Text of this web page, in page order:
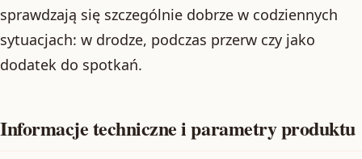
sprawdzają się szczególnie dobrze w codziennych
sytuacjach: w drodze, podczas przerw czy jako
dodatek do spotkań.
Informacje techniczne i parametry produktu